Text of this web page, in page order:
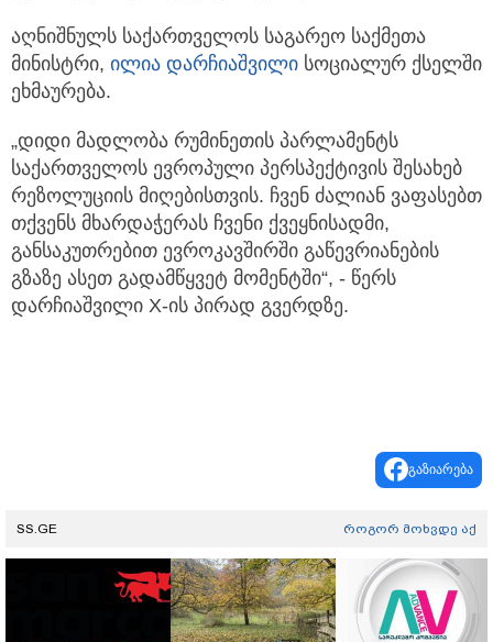
აღნიშნულს საქართველოს საგარეო საქმეთა
მინისტრი, ილია დარჩიაშვილი სოციალურ ქსელში
ეხმაურება.
„დიდი მადლობა რუმინეთის პარლამენტს
საქართველოს ევროპული პერსპექტივის შესახებ
რეზოლუციის მიღებისთვის. ჩვენ ძალიან ვაფასებთ
თქვენს მხარდაჭერას ჩვენი ქვეყნისადმი,
განსაკუთრებით ევროკავშირში გაწევრიანების
გზაზე ასეთ გადამწყვეტ მომენტში“, - წერს
დარჩიაშვილი X-ის პირად გვერდზე.
გაზიარება
SS.GE როგორ მოხვდე აქ